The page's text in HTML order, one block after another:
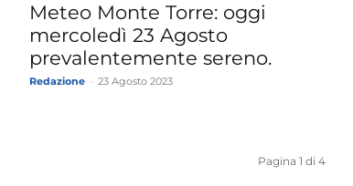
Meteo Monte Torre: oggi
mercoledì 23 Agosto
prevalentemente sereno.
Redazione 23 Agosto 2023
Pagina 1 di 4